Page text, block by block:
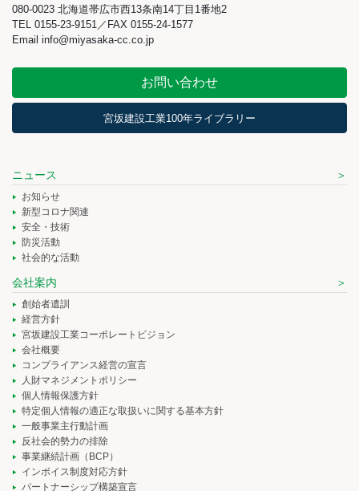
080-0023 北海道帯広市西13条南14丁目1番地2
TEL 0155-23-9151／FAX 0155-24-1577
Email info@miyasaka-cc.co.jp
お問い合わせ
宮坂建設工業100年ライブラリー
ニュース
お知らせ
新型コロナ関連
安全・技術
防災活動
社会的な活動
会社案内
創始者遺訓
経営方針
宮坂建設工業コーポレートビジョン
会社概要
コンプライアンス経営の宣言
人財マネジメントポリシー
個人情報保護方針
特定個人情報の適正な取扱いに関する基本方針
一般事業主行動計画
反社会的勢力の排除
事業継続計画（BCP）
インボイス制度対応方針
パートナーシップ構築宣言